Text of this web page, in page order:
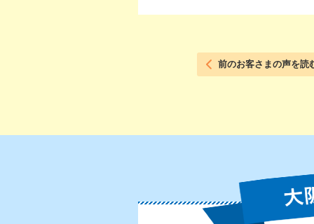
前のお客さまの声を読